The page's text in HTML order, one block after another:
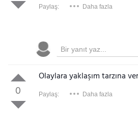
Paylaş: Daha fazla
0
Olaylara yaklaşım tarzına
Paylaş: Daha fazla